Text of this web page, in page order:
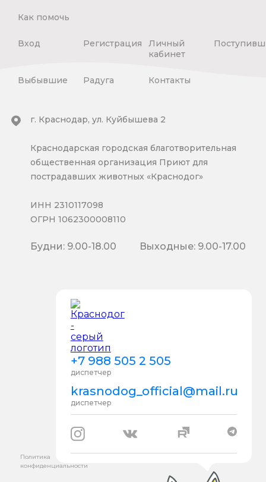
Как помочь
Вход Регистрация
Личный
кабинет
Выбывшие Радуга Контакты
+7 988 505 2 505
диспетчер
krasnodog_official@mail.ru
диспетчер
г. Краснодар, ул. Куйбышева 2
Краснодарская городская благотворительная
общественная организация Приют для
пострадавших животных «Краснодог»
ИНН 2310117098
ОГРН 1062300008110
Будни: 9.00-18.00 Выходные: 9.00-17.00
Политика
конфиденциальности